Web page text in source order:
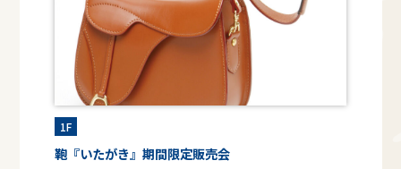
1F
鞄『いたがき』期間限定販売会